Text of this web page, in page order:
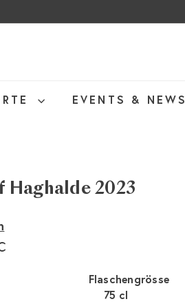
EVENTS & NEWS
Haghalde 2023
Flaschengrösse
75 cl